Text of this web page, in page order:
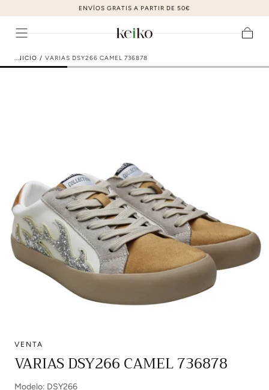
ir al contenido
ZAPATOS DE MODA AL MEJOR PRECIO
multimedia
INICIO / VARIAS DSY266 CAMEL 736878
VENTA
VARIAS DSY266 CAMEL 736878
Modelo: DSY266